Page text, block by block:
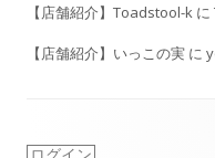
【店舗紹介】Toadstool-k に
【店舗紹介】いっこの実 に
ログイン